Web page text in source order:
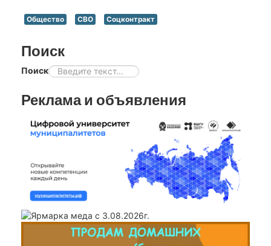
Общество СВО Соцконтракт
Поиск
Поиск
Реклама и объявления